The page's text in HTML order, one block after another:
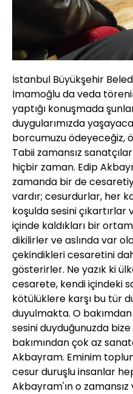
İstanbul Büyükşehir
İmamoğlu da veda
yaptığı konuşmada
duygularımızda
borcumuzu ödeyeceğiz,
Tabii zamansız
hiçbir zaman. Edip
zamanda bir de
vardır; cesurdurlar, her
koşulda sesini çıkartırlar
içinde kaldıkları bir
dikilirler ve aslında var
çekindikleri cesaretini
gösterirler. Ne yazık ki
cesarete, kendi içindeki
kötülüklere karşı bu tür
duyulmakta. O
sesini duyduğunuzda
bakımından çok az
Akbayram. Eminim
cesur duruşlu insanlar
Akbayram'ın o